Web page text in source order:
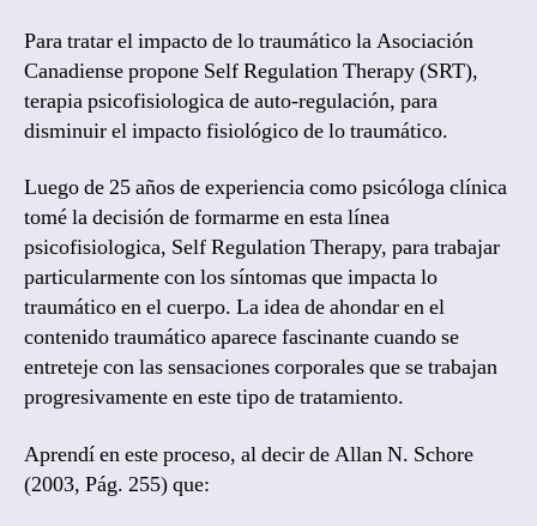
Para tratar el impacto de lo traumático la Asociación
Canadiense propone Self Regulation Therapy (SRT),
terapia psicofisiologica de auto-regulación, para
disminuir el impacto fisiológico de lo traumático.
Luego de 25 años de experiencia como psicóloga clínica
tomé la decisión de formarme en esta línea
psicofisiologica, Self Regulation Therapy, para trabajar
particularmente con los síntomas que impacta lo
traumático en el cuerpo. La idea de ahondar en el
contenido traumático aparece fascinante cuando se
entreteje con las sensaciones corporales que se trabajan
progresivamente en este tipo de tratamiento.
Aprendí en este proceso, al decir de Allan N. Schore
(2003, Pág. 255) que: